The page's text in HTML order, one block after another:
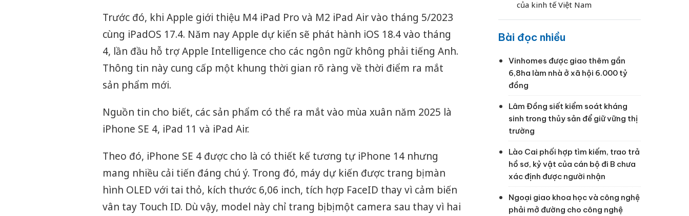
Trước đó, khi Apple giới thiệu M4 iPad Pro và M2 iPad Air vào tháng 5/2023
cùng iPadOS 17.4. Năm nay Apple dự kiến sẽ phát hành iOS 18.4 vào tháng
4, lần đầu hỗ trợ Apple Intelligence cho các ngôn ngữ không phải tiếng Anh.
Thông tin này cung cấp một khung thời gian rõ ràng về thời điểm ra mắt
sản phẩm mới.
Nguồn tin cho biết, các sản phẩm có thể ra mắt vào mùa xuân năm 2025 là
iPhone SE 4, iPad 11 và iPad Air.
Theo đó, iPhone SE 4 được cho là có thiết kế tương tự iPhone 14 nhưng
mang nhiều cải tiến đáng chú ý. Trong đó, máy dự kiến được trang bị màn
hình OLED với tai thỏ, kích thước 6,06 inch, tích hợp FaceID thay vì cảm biến
vân tay Touch ID. Dù vậy, model này chỉ trang bị bị một camera sau thay vì hai
của kinh tế Việt Nam
Bài đọc nhiều
Vinhomes được giao thêm gần
6,8ha làm nhà ở xã hội 6.000 tỷ
đồng
Lâm Đồng siết kiểm soát kháng
sinh trong thủy sản để giữ vững thị
trường
Lào Cai phối hợp tìm kiếm, trao trả
hồ sơ, kỷ vật của cán bộ đi B chưa
xác định được người nhận
Ngoại giao khoa học và công nghệ
phải mở đường cho công nghệ